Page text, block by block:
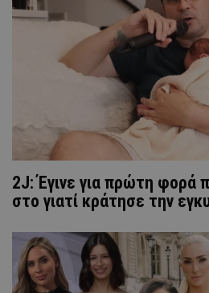
2J: Έγινε για πρώτη φορά
στο γιατί κράτησε την